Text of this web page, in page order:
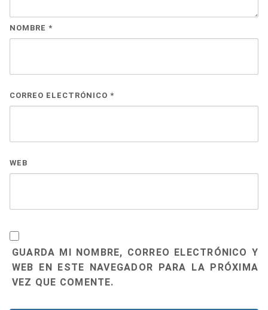
NOMBRE *
CORREO ELECTRÓNICO *
WEB
GUARDA MI NOMBRE, CORREO ELECTRÓNICO Y
WEB EN ESTE NAVEGADOR PARA LA PRÓXIMA
VEZ QUE COMENTE.